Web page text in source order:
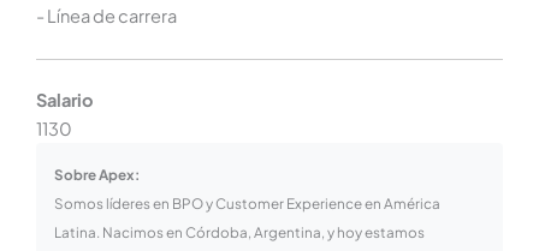
- Línea de carrera
Salario
1130
Sobre Apex:
Somos líderes en BPO y Customer Experience en América
Latina. Nacimos en Córdoba, Argentina, y hoy estamos